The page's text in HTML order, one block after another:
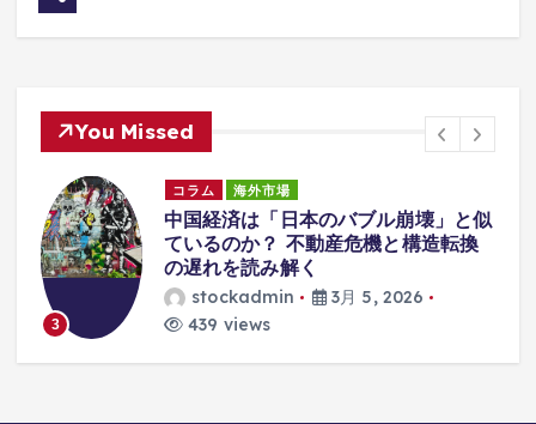
You Missed
3
コラム 海外市場
中国経済は「日本のバブル崩壊」と似
ているのか？ 不動産危機と構造転換
の遅れを読み解く
stockadmin
3月 5, 2026
439 views